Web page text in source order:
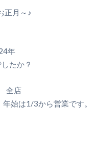
正月～♪
年
たか？
全店
始は1/3から営業です。